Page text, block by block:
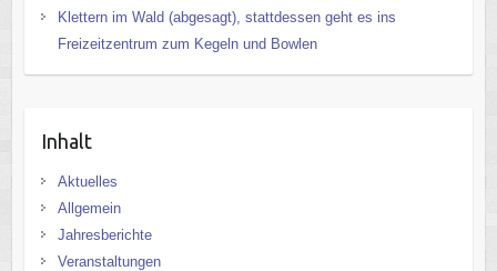
Klettern im Wald (abgesagt), stattdessen geht es ins
Freizeitzentrum zum Kegeln und Bowlen
Inhalt
Aktuelles
Allgemein
Jahresberichte
Veranstaltungen